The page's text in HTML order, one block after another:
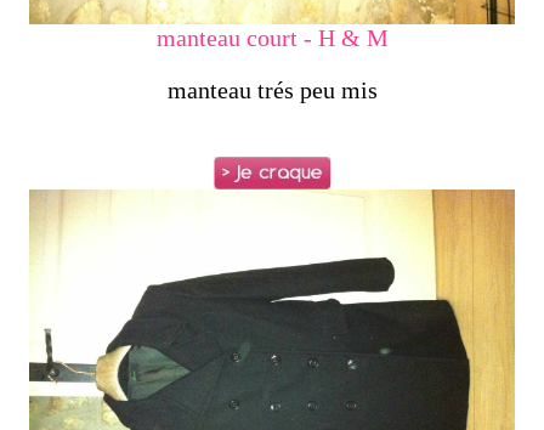
manteau court - H & M
manteau trés peu mis